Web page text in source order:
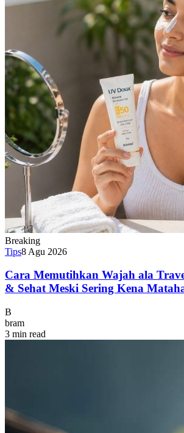
Breaking
Tips8 Agu 2026
Cara Memutihkan Wajah ala
& Sehat Meski Sering Kena
B
bram
3 min read